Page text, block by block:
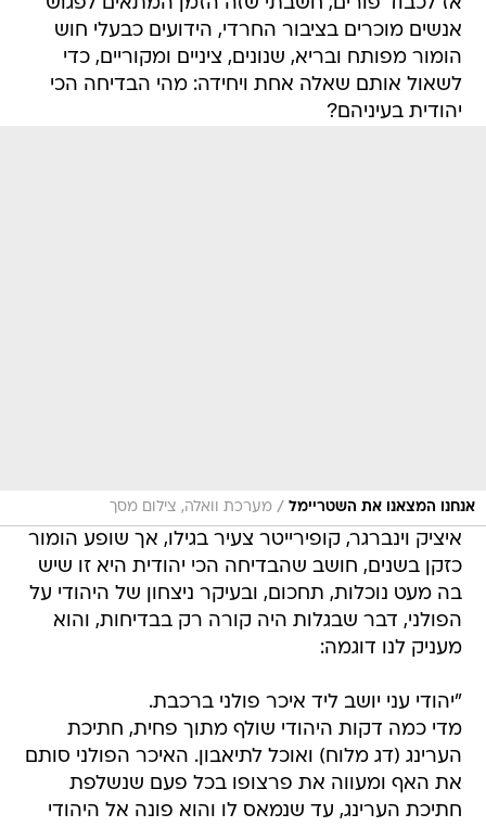
אנשים מוכרים בציבור החרדי, הידועים כבעלי חוש
הומור מפותח ובריא, שנונים, ציניים ומקוריים, כדי
לשאול אותם שאלה אחת ויחידה: מהי הבדיחה הכי
יהודית בעיניהם?
אנחנו המצאנו את השטריימל / מערכת וואלה, צילום מסך
איציק וינברגר, קופירייטר צעיר בגילו, אך שופע הומור
כזקן בשנים, חושב שהבדיחה הכי יהודית היא זו שיש
בה מעט נוכלות, תחכום, ובעיקר ניצחון של היהודי על
הפולני, דבר שבגלות היה קורה רק בבדיחות, והוא
מעניק לנו דוגמה:
"יהודי עני יושב ליד איכר פולני ברכבת.
מדי כמה דקות היהודי שולף מתוך פחית, חתיכת
הערינג (דג מלוח) ואוכל לתיאבון. האיכר הפולני סותם
את האף ומעווה את פרצופו בכל פעם שנשלפת
חתיכת הערינג, עד שנמאס לו והוא פונה אל היהודי